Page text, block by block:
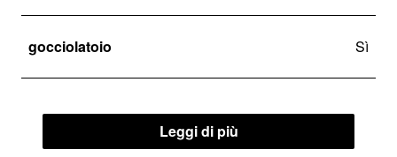
gocciolatoio Sì
Leggi di più